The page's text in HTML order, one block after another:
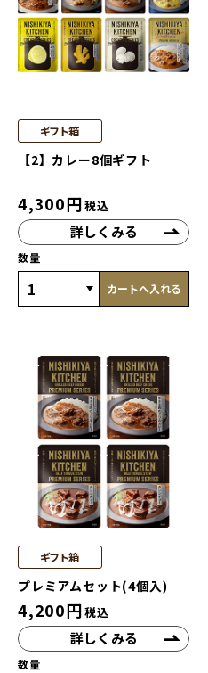
ギフト箱
【2】カレー8個ギフト
4,300円税込
詳しくみる
数量
カートへ入れる
ギフト箱
プレミアムセット(4個入)
4,200円税込
詳しくみる
数量